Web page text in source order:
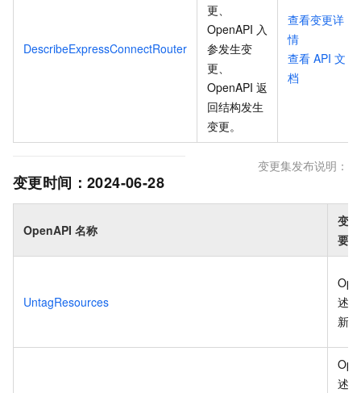
DescribeExpressConnectRouter
更、
OpenAPI 入
参发生变
更、
OpenAPI 返
回结构发生
变更。
查看变更详
情
查看 API 文
档
变更时间： 2024-06-28
变更集发布说明：
OpenAPI 名称
变
要
UntagResources
述
新
述